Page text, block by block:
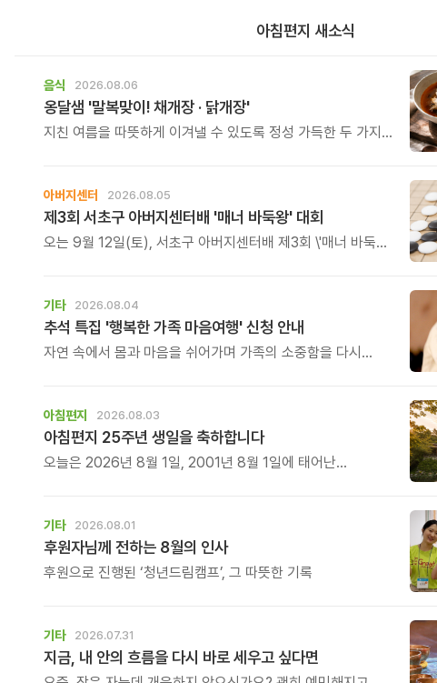
아침편지 새소식
음식 2026.08.06
옹달샘 '말복맞이! 채개장 · 닭개장'
지친 여름을 따뜻하게 이겨낼 수 있도록 정성 가득한 두 가지
아버지센터 2026.08.05
제3회 서초구 아버지센터배 '매너 바둑왕' 대회
오는 9월 12일(토), 서초구 아버지센터배 제3회 \'매너 바둑왕\'
기타 2026.08.04
추석 특집 '행복한 가족 마음여행' 신청 안내
자연 속에서 몸과 마음을 쉬어가며 가족의 소중함을 다시
아침편지 2026.08.03
아침편지 25주년 생일을 축하합니다
오늘은 2026년 8월 1일, 2001년 8월 1일에 태어난
기타 2026.08.01
후원자님께 전하는 8월의 인사
후원으로 진행된 ‘청년드림캠프’, 그 따뜻한 기록
기타 2026.07.31
지금, 내 안의 흐름을 다시 바로 세우고 싶다면